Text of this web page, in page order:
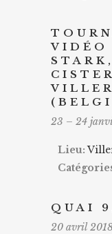
VIDÉO
23 – 24
Lieu:
QUAI
20 avril